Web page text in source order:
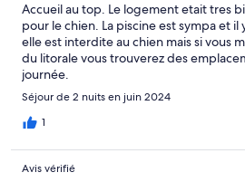
Accueil au top. Le logement etait tres
pour le chien. La piscine est sympa et il
elle est interdite au chien mais si vous
du litorale vous trouverez des
journée.
Séjour de 2 nuits en juin 2024
1
Avis vérifié